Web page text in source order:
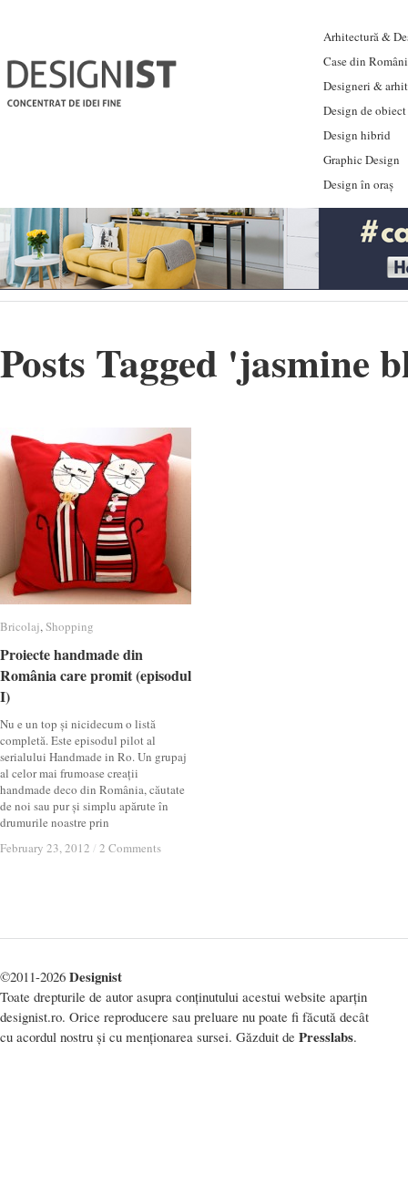
Arhitectură &
Case din
Designeri &
Design de obiect
Design hibrid
Graphic Design
Design în oraș
Posts Tagged 'jasmine
Bricolaj,Shopping
Proiecte handmade din
România care promit (episodul
I)
Nu e un top și nicidecum o listă
completă. Este episodul pilot al
serialului Handmade in Ro. Un grupaj
al celor mai frumoase creații
handmade deco din România, căutate
de noi sau pur și simplu apărute în
drumurile noastre prin
February 23, 2012 / 2 Comments
Bricolaj Shopping
Proiecte handmade din
România care promit (episodul
I)
February 23, 2012 / 2 Comments
©2011-2026 Designist
Toate drepturile de autor asupra conținutului acestui website aparțin
designist.ro. Orice reproducere sau preluare nu poate fi făcută decât
cu acordul nostru și cu menționarea sursei. Găzduit de Presslabs.